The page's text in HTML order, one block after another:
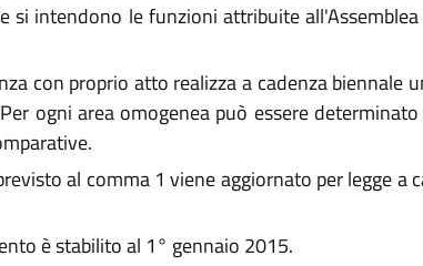
si intendono le funzioni attribuite
con proprio atto realizza a cadenza
ogni area omogenea può essere
al comma 1 viene aggiornato per legge
è stabilito al 1° gennaio 2015.